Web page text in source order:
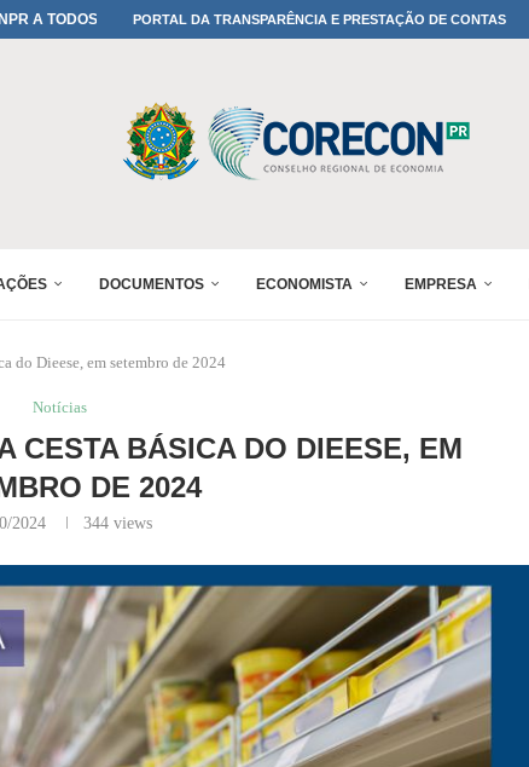
A TODOS OS PAIS!PORTAL DA TRANSPARÊNCIA E PRESTAÇÃO DE CONTAS
DOCUMENTOS ECONOMISTA EMPRESA
do Dieese, em setembro de 2024
Notícias
CESTA BÁSICA DO DIEESE, EM
DE 2024
2024 344views